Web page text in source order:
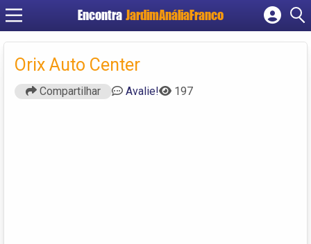
Encontra JardimAnáliaFranco
Cadastrar empresa
Orix Auto Center
Compartilhar Avalie! 197